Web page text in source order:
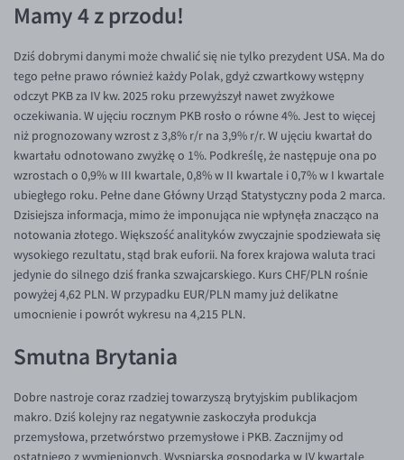
EUR/DKK
EUR/NOK
EUR/SEK
EUR/AUD
EUR/BGN
EUR/CAD
EUR/CNY
EUR/HKD
EUR/HUF
EUR/ILS
EUR/NZD
EUR/SGD
EUR/TRY
Mamy 4 z przodu!
Dziś dobrymi danymi może chwalić się nie tylko prezydent USA. Ma do
tego pełne prawo również każdy Polak, gdyż czwartkowy wstępny
odczyt PKB za IV kw. 2025 roku przewyższył nawet zwyżkowe
oczekiwania. W ujęciu rocznym PKB rosło o równe 4%. Jest to więcej
niż prognozowany wzrost z 3,8% r/r na 3,9% r/r. W ujęciu kwartał do
kwartału odnotowano zwyżkę o 1%. Podkreślę, że następuje ona po
wzrostach o 0,9% w III kwartale, 0,8% w II kwartale i 0,7% w I kwartale
ubiegłego roku. Pełne dane Główny Urząd Statystyczny poda 2 marca.
Dzisiejsza informacja, mimo że imponująca nie wpłynęła znacząco na
notowania złotego. Większość analityków zwyczajnie spodziewała się
wysokiego rezultatu, stąd brak euforii. Na forex krajowa waluta traci
jedynie do silnego dziś franka szwajcarskiego. Kurs CHF/PLN rośnie
powyżej 4,62 PLN. W przypadku EUR/PLN mamy już delikatne
umocnienie i powrót wykresu na 4,215 PLN.
Smutna Brytania
Dobre nastroje coraz rzadziej towarzyszą brytyjskim publikacjom
makro. Dziś kolejny raz negatywnie zaskoczyła produkcja
przemysłowa, przetwórstwo przemysłowe i PKB. Zacznijmy od
ostatniego z wymienionych. Wyspiarska gospodarka w IV kwartale